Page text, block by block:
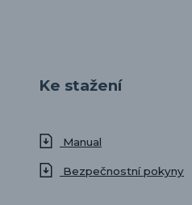
Ke stažení
Manual
Bezpečnostní pokyny